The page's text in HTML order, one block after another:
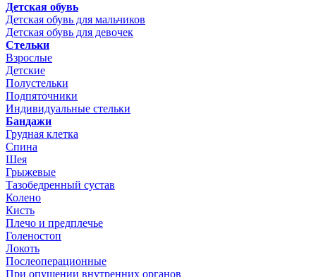
Детская обувь
Детская обувь для мальчиков
Детская обувь для девочек
Стельки
Взрослые
Детские
Полустельки
Подпяточники
Индивидуальные стельки
Бандажи
Грудная клетка
Спина
Шея
Грыжевые
Тазобедренный сустав
Колено
Кисть
Плечо и предплечье
Голеностоп
Локоть
Послеоперационные
При опущении внутренних органов